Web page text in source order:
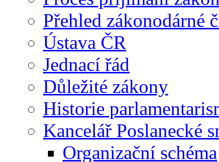
Přehled zákonodárné
Ústava ČR
Jednací řád
Důležité zákony
Historie
Kancelář Poslanecké
Organizační schéma